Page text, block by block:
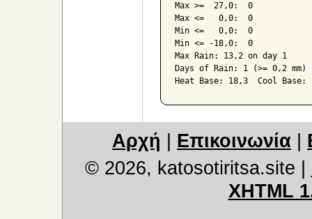
Max >=  27,0:  0
Max <=   0,0:  0
Min <=   0,0:  0
Min <= -18,0:  0
Max Rain: 13,2 on day 1
Days of Rain: 1 (>= 0,2
Αρχή Επικοινωνία
© 2026, katosotiritsa.site
XHTML